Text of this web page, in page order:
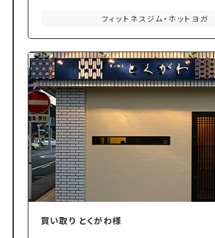
フィットネスジム・ホットヨガ
買い取り とくがわ様